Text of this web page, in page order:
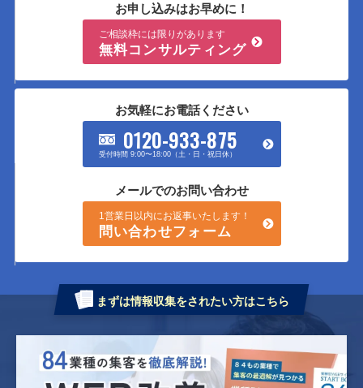
お申し込みはお早めに！
ご相談枠には限りがあります
無料コンサルティング
お気軽にお電話ください
0120-933-875
受付時間 9:00〜18:00（土・日・祝日休）
メールでのお問い合わせ
1営業日以内にお返事いたします！
問い合わせフォーム
まずは情報収集をされたい方はこちら